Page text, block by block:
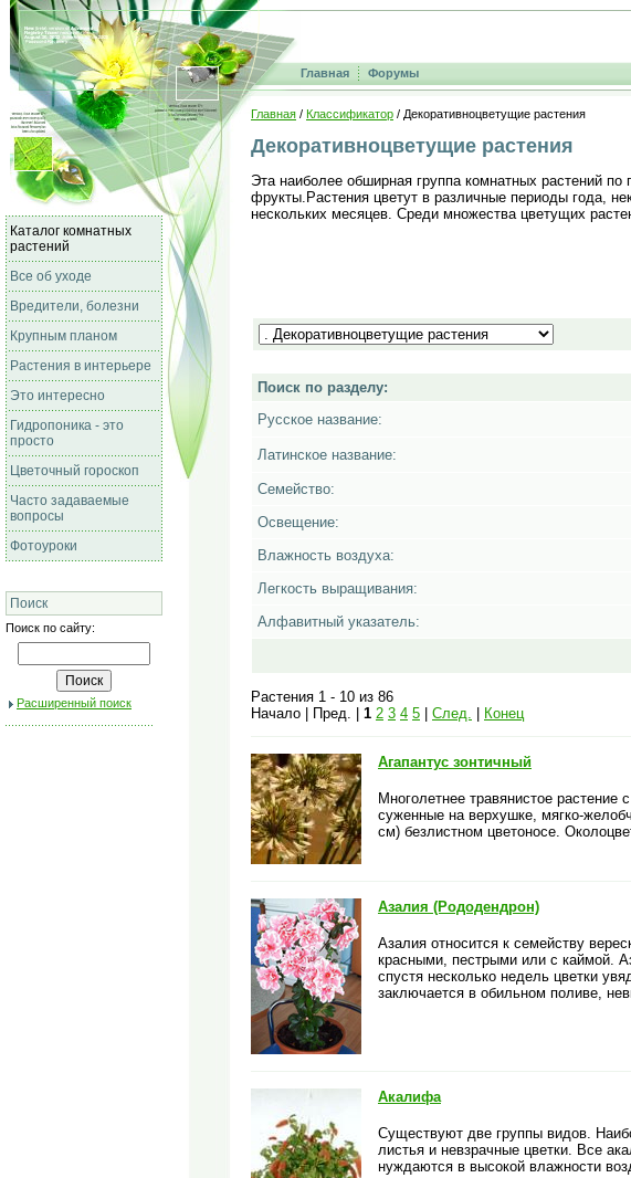
Главная Форумы
Каталог комнатных
растений
Все об уходе
Вредители, болезни
Крупным планом
Растения в интерьере
Это интересно
Гидропоника - это
просто
Цветочный гороскоп
Часто задаваемые
вопросы
Фотоуроки
Поиск
Поиск по сайту:
Расширенный поиск
Главная / Классификатор / Декоративноцветущие растения
Декоративноцветущие растения
Эта наиболее обширная группа комнатных растений
фрукты.Растения цветут в различные периоды года,
нескольких месяцев. Среди множества цветущих
Поиск по разделу:
Русское название:
Латинское название:
Семейство:
Освещение:
Влажность воздуха:
Легкость выращивания:
Алфавитный указатель:
Растения 1 - 10 из 86
Начало | Пред. | 1 2 3 4 5 След. Конец
Агапантус зонтичный
Многолетнее травянистое
суженные на верхушке, мягко-
см) безлистном цветоносе.
Азалия (Рододендрон)
Азалия относится к семейству
красными, пестрыми или с каймой.
спустя несколько недель цветки
заключается в обильном поливе,
Акалифа
Существуют две группы видов.
листья и невзрачные цветки. Все
нуждаются в высокой влажности